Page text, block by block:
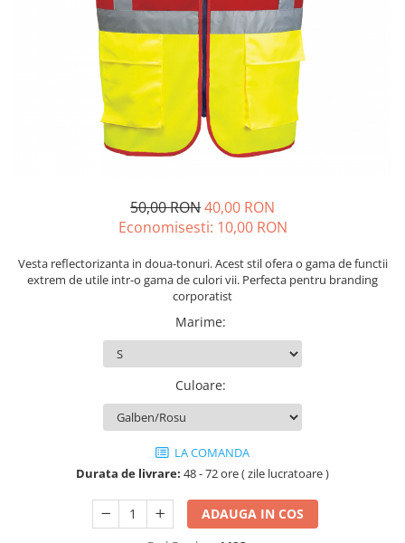
Echere si compasuri
Rulete si metre
Masini de gaurit si insurubat
Masini de slefuit si rindeluit
Masini multifunctionale
Polizoare unghiulare
Scule electrice de banc
Salopetă cu pieptar
îmbrăcăminte unică folosinţă
Industria Alimentară
Accesorii industria alimentară
Protecţie ignifugă
Accesorii rezistente la flacără
Combinezoane
îmbrăcăminte pentru damă
Rezistent la flacăra
Vizibilitate înalta hi-vis
îmbrăcăminte asistente/doctori
50,00 RON40,00 RON
Economisesti: 10,00 RON
Vesta reflectorizanta in doua-tonuri. Acest stil ofera o gama de functii
extrem de utile intr-o gama de culori vii. Perfecta pentru branding
corporatist
Marime:
Culoare:
LA COMANDA
Durata de livrare: 48 - 72 ore ( zile lucratoare )
ADAUGA IN COS